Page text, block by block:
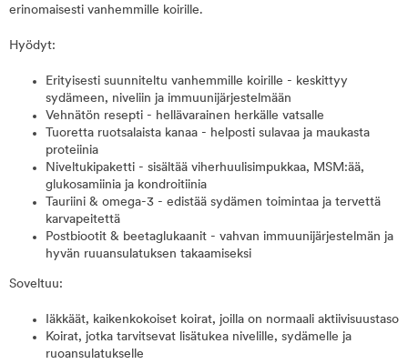
erinomaisesti vanhemmille koirille.
Hyödyt:
Erityisesti suunniteltu vanhemmille koirille - keskittyy
sydämeen, niveliin ja immuunijärjestelmään
Vehnätön resepti - hellävarainen herkälle vatsalle
Tuoretta ruotsalaista kanaa - helposti sulavaa ja maukasta
proteiinia
Niveltukipaketti - sisältää viherhuulisimpukkaa, MSM:ää,
glukosamiinia ja kondroitiinia
Tauriini & omega-3 - edistää sydämen toimintaa ja tervettä
karvapeitettä
Postbiootit & beetaglukaanit - vahvan immuunijärjestelmän ja
hyvän ruuansulatuksen takaamiseksi
Soveltuu:
Iäkkäät, kaikenkokoiset koirat, joilla on normaali aktiivisuustaso
Koirat, jotka tarvitsevat lisätukea nivelille, sydämelle ja
ruoansulatukselle